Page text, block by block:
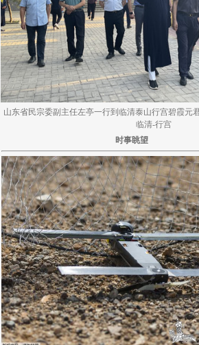
山东省民宗委副主任左亭一行到临清泰山行宫碧霞元
临清-行宫
时事眺望